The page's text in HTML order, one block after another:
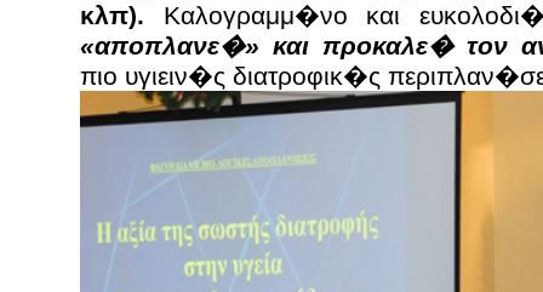
κλπ). Καλογραμμ�νο και
«αποπλανε�» και προκαλε� τον
πιο υγιειν�ς διατροφικ�ς